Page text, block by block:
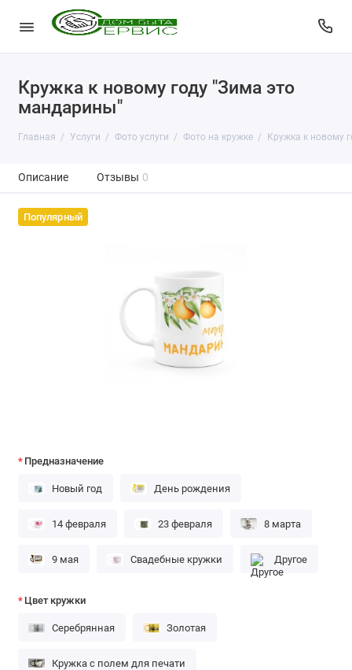
Кружка к новому году "Зима это
мандарины"
Главная Услуги Фото услуги Фото на кружке Кружка к новому
Описание Отзывы 0
Популярный
Предназначение
Новый год День рождения
14 февраля 23 февраля 8 марта
9 мая Свадебные кружки Другое
Цвет кружки
Серебрянная Золотая
Кружка с полем для печати